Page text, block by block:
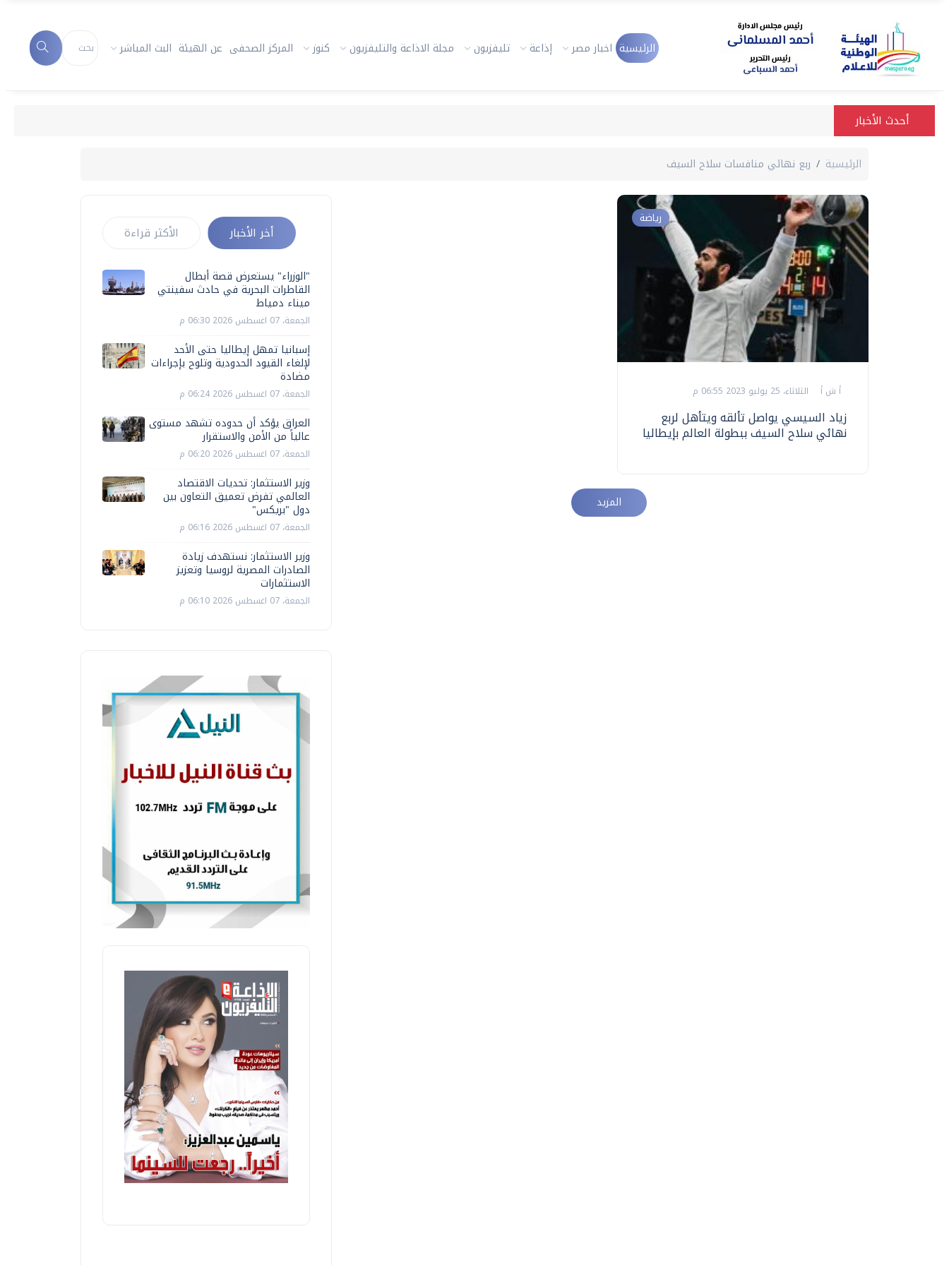
الرئيسية اخبار مصر إذاعة تليفزيون مجلة الاذاعة والتليفزيون كنوز المركز الصحفى عن الهيئة البث المباشر
أحدث الأخبار
الرئيسية ربع نهائي منافسات سلاح السيف
رياضة
أ ش أ الثلاثاء، 25 يوليو 2023 06:55 م
زياد السيسي يواصل تألقه ويتأهل لربع
نهائي سلاح السيف ببطولة العالم بإيطاليا
المزيد
أخر الأخبار الأكثر قراءة
"الوزراء" يستعرض قصة أبطال
القاطرات البحرية في حادث سفينتي
ميناء دمياط
الجمعة، 07 اغسطس 2026 06:30 م
إسبانيا تمهل إيطاليا حتى الأحد
لإلغاء القيود الحدودية وتلوح بإجراءات
مضادة
الجمعة، 07 اغسطس 2026 06:24 م
العراق يؤكد أن حدوده تشهد مستوى
عالياً من الأمن والاستقرار
الجمعة، 07 اغسطس 2026 06:20 م
وزير الاستثمار: تحديات الاقتصاد
العالمي تفرض تعميق التعاون بين
دول "بريكس"
الجمعة، 07 اغسطس 2026 06:16 م
وزير الاستثمار: نستهدف زيادة
الصادرات المصرية لروسيا وتعزيز
الاستثمارات
الجمعة، 07 اغسطس 2026 06:10 م